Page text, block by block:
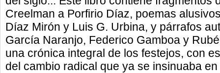
Creelman a Porfirio Díaz, poemas
Díaz Mirón y Luis G. Urbina, y párrafos
García Naranjo, Federico Gamboa y
una crónica integral de los festejos, con
del cambio radical que ya se insinuaba